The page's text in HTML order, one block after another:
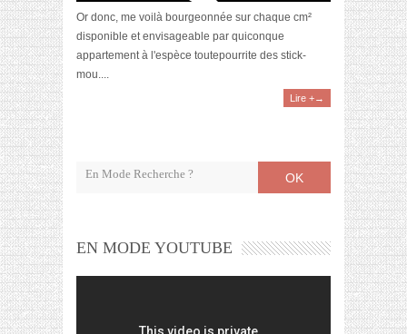
Or donc, me voilà bourgeonnée sur chaque cm²
disponible et envisageable par quiconque
appartement à l'espèce toutepourrite des stick-
mou....
Lire +→
OK
EN MODE YOUTUBE